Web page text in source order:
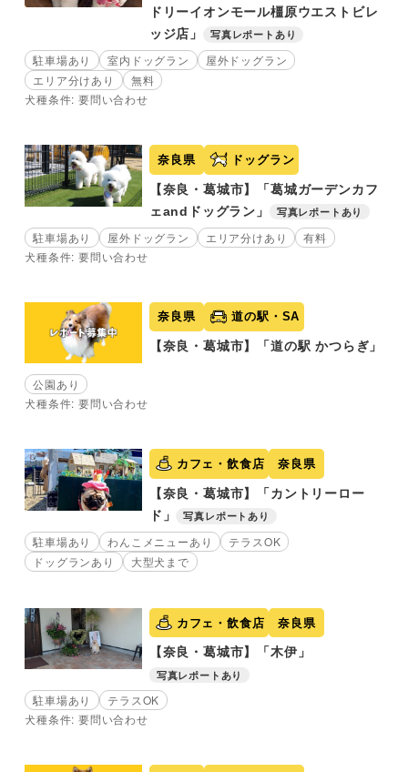
ドリーイオンモール橿原ウエストビレ
ッジ店」
写真レポートあり
駐車場あり 室内ドッグラン
屋外ドッグラン
エリア分けあり
無料
犬種条件: 要問い合わせ
奈良県 ドッグラン
【奈良・葛城市】「葛城ガーデンカフ
ェandドッグラン」
写真レポートあり
駐車場あり 屋外ドッグラン エリア分けあり
有料
犬種条件: 要問い合わせ
奈良県 道の駅・SA
【奈良・葛城市】「道の駅 かつらぎ」
公園あり
犬種条件: 要問い合わせ
カフェ・飲食店 奈良県
【奈良・葛城市】「カントリーロー
ド」
写真レポートあり
駐車場あり わんこメニューあり
テラスOK
ドッグランあり
大型犬まで
カフェ・飲食店 奈良県
【奈良・葛城市】「木伊」
写真レポートあり
駐車場あり
テラスOK
犬種条件: 要問い合わせ